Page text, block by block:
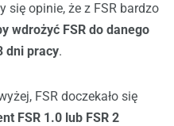
się opinie, że z FSR bardzo
wdrożyć FSR do danego
dni pracy.
FSR doczekało się
FSR 1.0 lub FSR 2